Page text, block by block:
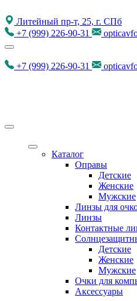
Литейный пр-т, 25, г. СПб
+7 (999) 226-90-31
+7 (999) 226-90-31
Каталог
Оправы
Детские
Женские
Мужские
Линзы для
Линзы
Контактные
Детские
Женские
Мужские
Очки для
Аксессуары